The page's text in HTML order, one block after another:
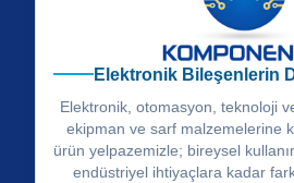
Elektronik Bileşenlerin
Elektronik, otomasyon, teknoloji
ekipman ve sarf malzemelerine
ürün yelpazemizle; bireysel
endüstriyel ihtiyaçlara kadar